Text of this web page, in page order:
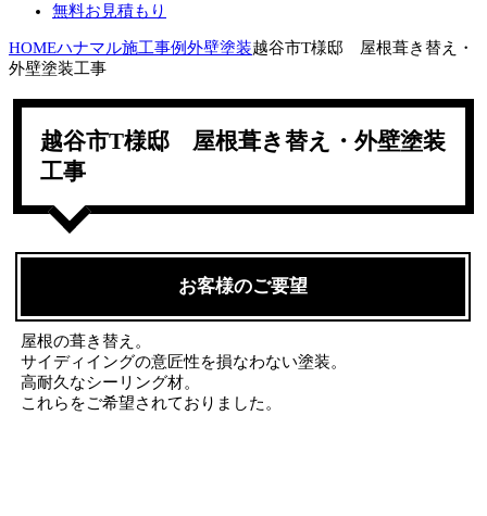
無料お見積もり
HOMEハナマル施工事例外壁塗装越谷市T様邸 屋根葺き替え・
外壁塗装工事
越谷市T様邸 屋根葺き替え・外壁塗装
工事
お客様のご要望
屋根の葺き替え。
サイディイングの意匠性を損なわない塗装。
高耐久なシーリング材。
これらをご希望されておりました。